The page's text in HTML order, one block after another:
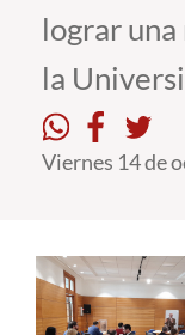
Pregrado
Formación Continua
Funcionarios
Alumni
lograr
la
Viernes 14 de